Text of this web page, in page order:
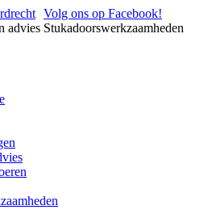
Volg ons op Facebook!
advies Stukadoorswerkzaamheden